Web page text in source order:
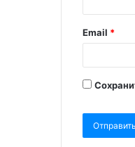
Email *